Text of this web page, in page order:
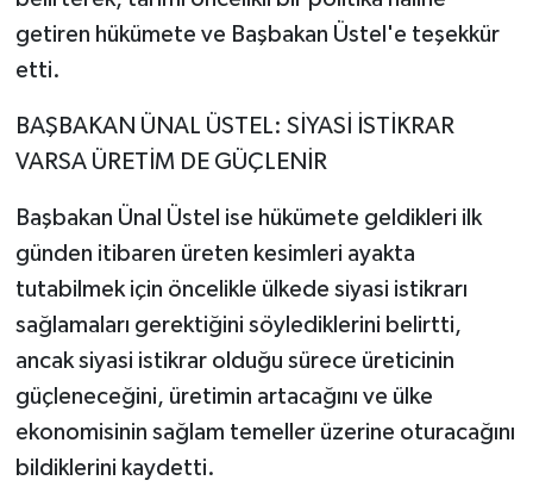
getiren hükümete ve Başbakan Üstel'e teşekkür
etti.
BAŞBAKAN ÜNAL ÜSTEL: SİYASİ İSTİKRAR
VARSA ÜRETİM DE GÜÇLENİR
Başbakan Ünal Üstel ise hükümete geldikleri ilk
günden itibaren üreten kesimleri ayakta
tutabilmek için öncelikle ülkede siyasi istikrarı
sağlamaları gerektiğini söylediklerini belirtti,
ancak siyasi istikrar olduğu sürece üreticinin
güçleneceğini, üretimin artacağını ve ülke
ekonomisinin sağlam temeller üzerine oturacağını
bildiklerini kaydetti.